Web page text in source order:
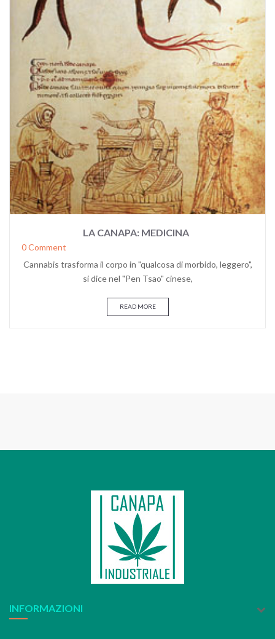
LA CANAPA: MEDICINA
0 Comment
Cannabis trasforma il corpo in "qualcosa di morbido, leggero",
si dice nel "Pen Tsao" cinese,
READ MORE
INFORMAZIONI